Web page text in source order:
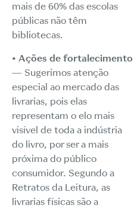
mais de 60% das escolas
públicas não têm
bibliotecas.
• Ações de fortalecimento
— Sugerimos atenção
especial ao mercado das
livrarias, pois elas
representam o elo mais
visível de toda a indústria
do livro, por ser a mais
próxima do público
consumidor. Segundo a
Retratos da Leitura, as
livrarias físicas são a